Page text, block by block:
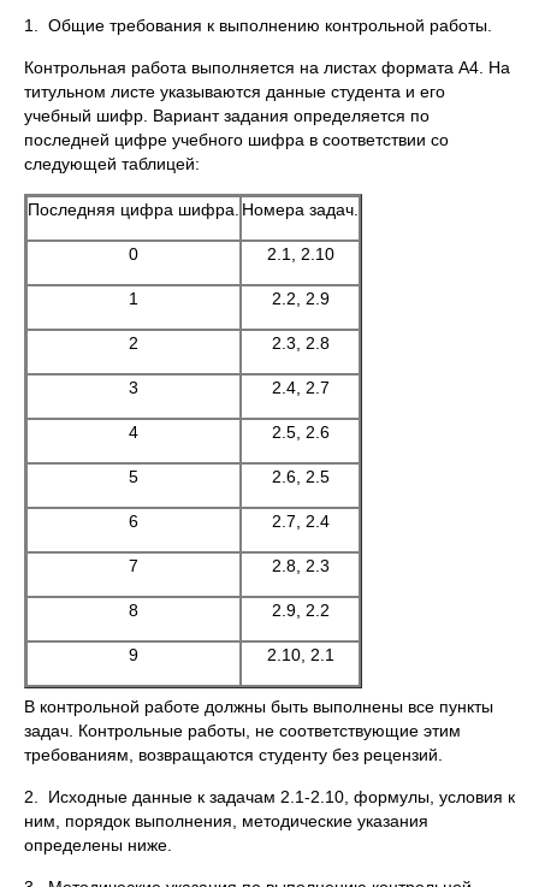
1. Общие требования к выполнению контрольной работы.
Контрольная работа выполняется на листах формата А4. На
титульном листе указываются данные студента и его
учебный шифр. Вариант задания определяется по
последней цифре учебного шифра в соответствии со
следующей таблицей:
Последняя цифра шифра. Номера задач.
0 2.1, 2.10
1 2.2, 2.9
2 2.3, 2.8
3 2.4, 2.7
4 2.5, 2.6
5 2.6, 2.5
6 2.7, 2.4
7 2.8, 2.3
8 2.9, 2.2
9 2.10, 2.1
В контрольной работе должны быть выполнены все пункты
задач. Контрольные работы, не соответствующие этим
требованиям, возвращаются студенту без рецензий.
2. Исходные данные к задачам 2.1-2.10, формулы, условия к
ним, порядок выполнения, методические указания
определены ниже.